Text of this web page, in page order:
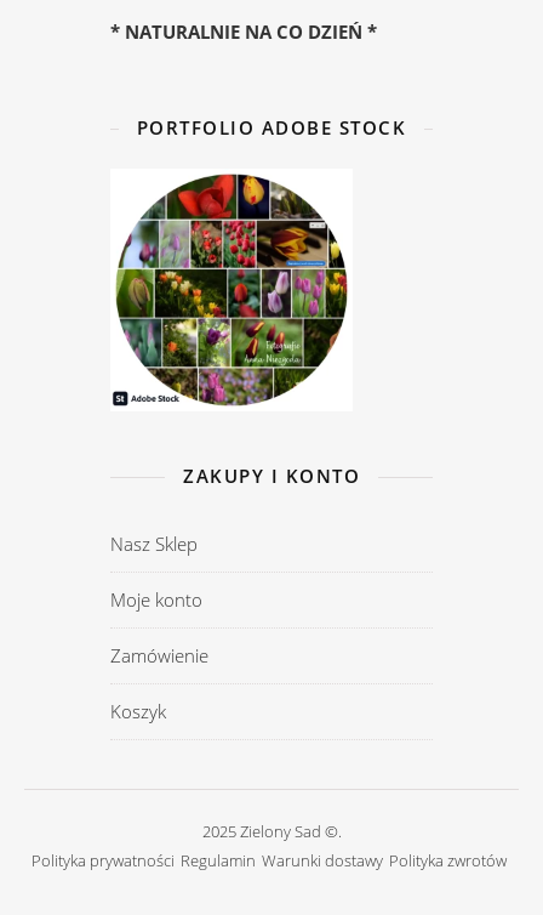
* NATURALNIE NA CO DZIEŃ *
PORTFOLIO ADOBE STOCK
ZAKUPY I KONTO
Nasz Sklep
Moje konto
Zamówienie
Koszyk
2025 Zielony Sad ©.
Polityka prywatności Regulamin Warunki dostawy Polityka zwrotów